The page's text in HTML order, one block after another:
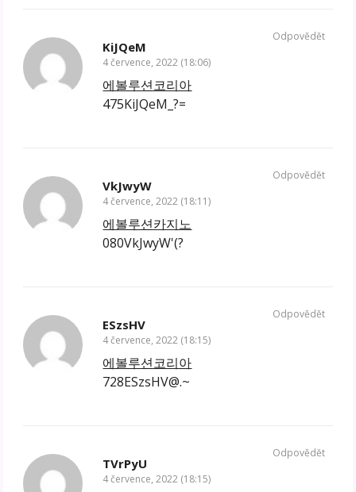
KiJQeM
4 července, 2022 (18:06)
에볼루션코리아
475KiJQeM_?=
Odpovědět
VkJwyW
4 července, 2022 (18:11)
에볼루션카지노
080VkJwyW'(?
Odpovědět
ESzsHV
4 července, 2022 (18:15)
에볼루션코리아
728ESzsHV@.~
Odpovědět
TVrPyU
4 července, 2022 (18:15)
Odpovědět